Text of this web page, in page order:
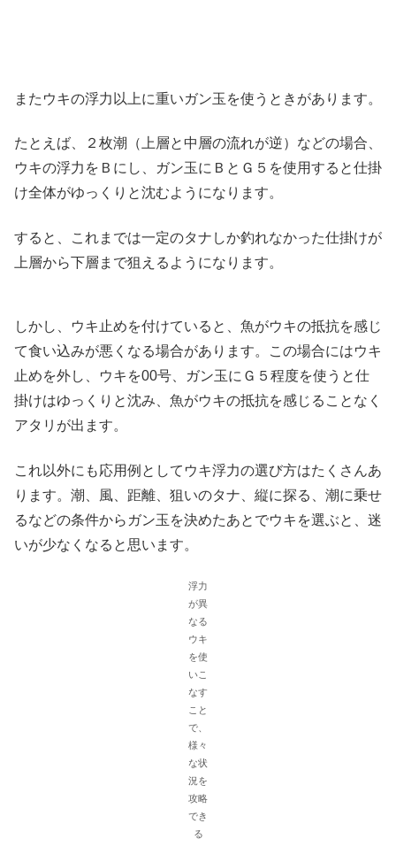
またウキの浮力以上に重いガン玉を使うときがあります。
たとえば、２枚潮（上層と中層の流れが逆）などの場合、
ウキの浮力をＢにし、ガン玉にＢとＧ５を使用すると仕掛
け全体がゆっくりと沈むようになります。
すると、これまでは一定のタナしか釣れなかった仕掛けが
上層から下層まで狙えるようになります。
しかし、ウキ止めを付けていると、魚がウキの抵抗を感じ
て食い込みが悪くなる場合があります。この場合にはウキ
止めを外し、ウキを00号、ガン玉にＧ５程度を使うと仕
掛けはゆっくりと沈み、魚がウキの抵抗を感じることなく
アタリが出ます。
これ以外にも応用例としてウキ浮力の選び方はたくさんあ
ります。潮、風、距離、狙いのタナ、縦に探る、潮に乗せ
るなどの条件からガン玉を決めたあとでウキを選ぶと、迷
いが少なくなると思います。
浮力
が異
なる
ウキ
を使
いこ
なす
こと
で、
様々
な状
況を
攻略
でき
る